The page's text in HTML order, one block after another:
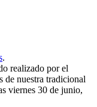
.
realizado por el
de nuestra tradicional
viernes 30 de junio,